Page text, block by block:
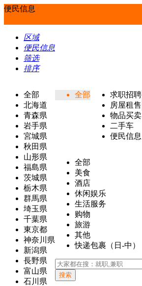
便民信息
区域
便民信息
筛选
排序
全部
北海道
青森県
岩手県
宮城県
秋田県
山形県
福島県
茨城県
栃木県
群馬県
埼玉県
千葉県
東京都
神奈川県
新潟県
長野県
富山県
石川県
全部
求职招聘
房屋租售
物品买卖
二手车
便民信息
全部
美食
酒店
休闲娱乐
生活服务
购物
旅游
其他
快递包裹（日-中）
搜索